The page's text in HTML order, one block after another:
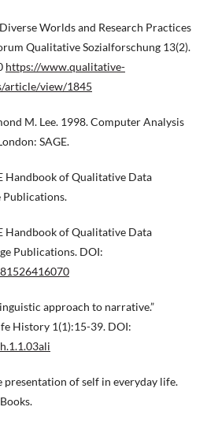
Worlds and Research Practices
Qualitative Sozialforschung 13(2).
https://www.qualitative-
article/view/1845
M. Lee. 1998. Computer Analysis
SAGE.
Handbook of Qualitative Data
Publications.
Handbook of Qualitative Data
Publications. DOI:
approach to narrative.”
History 1(1):15-39. DOI:
presentation of self in everyday life.